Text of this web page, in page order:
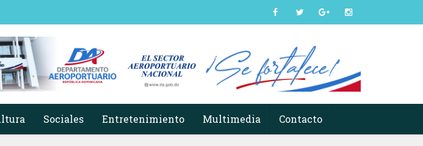
Sociales Entretenimiento Multimedia Contacto